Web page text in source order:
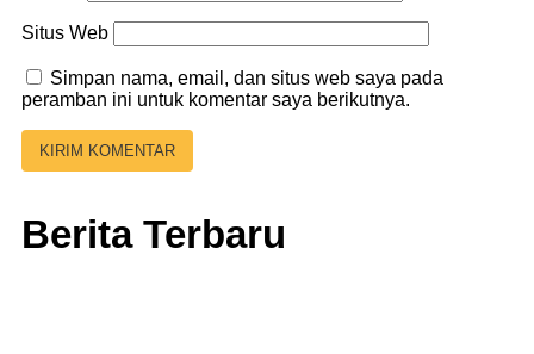
Situs Web
Simpan nama, email, dan situs web saya pada
peramban ini untuk komentar saya berikutnya.
Berita Terbaru